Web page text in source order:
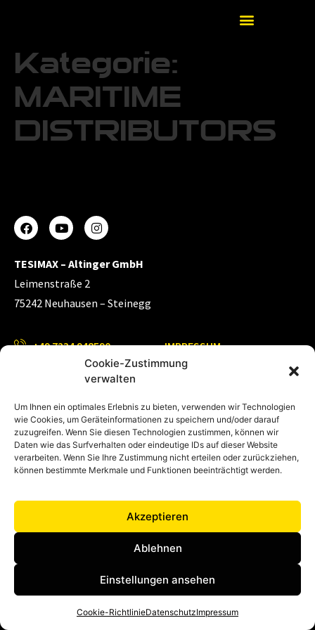
Cookie-Zustimmung
verwalten
Um Ihnen ein optimales Erlebnis zu bieten, verwenden wir Technologien
wie Cookies, um Geräteinformationen zu speichern und/oder darauf
zuzugreifen. Wenn Sie diesen Technologien zustimmen, können wir
Daten wie das Surfverhalten oder eindeutige IDs auf dieser Website
verarbeiten. Wenn Sie Ihre Zustimmung nicht erteilen oder zurückziehen,
können bestimmte Merkmale und Funktionen beeinträchtigt werden.
Akzeptieren
Ablehnen
Einstellungen ansehen
Cookie-RichtlinieDatenschutzImpressum
Kategorie:
MARITIME
DISTRIBUTORS
TESIMAX – Altinger GmbH
Leimenstraße 2
75242 Neuhausen – Steinegg
+49 7234 948590
info@tesimax.de
IMPRESSUM
DATENSCHUTZ
GESAMTKATALOGE
Chemikalienschutzkleidung
Feuerwehreinsatzkleidung